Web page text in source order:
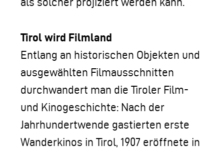
Tirol wird Filmland
Entlang an historischen Objekten und
ausgewählten Filmausschnitten
durchwandert man die Tiroler Film-
und Kinogeschichte: Nach der
Jahrhundertwende gastierten erste
Wanderkinos in Tirol, 1907 eröffnete in